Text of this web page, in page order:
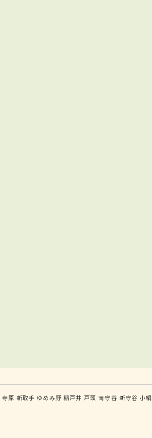
寺原 新取手 ゆめみ野 稲戸井 戸頭 南守谷 新守谷 小絹